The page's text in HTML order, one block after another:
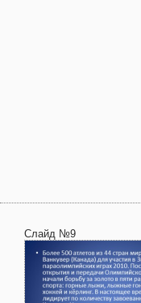
Слайд №9